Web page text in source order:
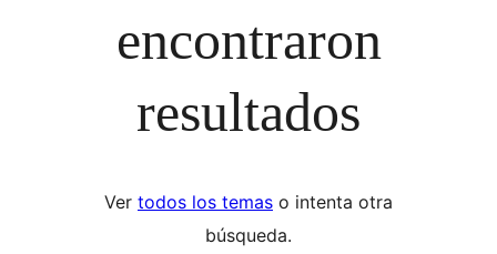
encontraron
resultados
Ver todos los temas o intenta otra
búsqueda.